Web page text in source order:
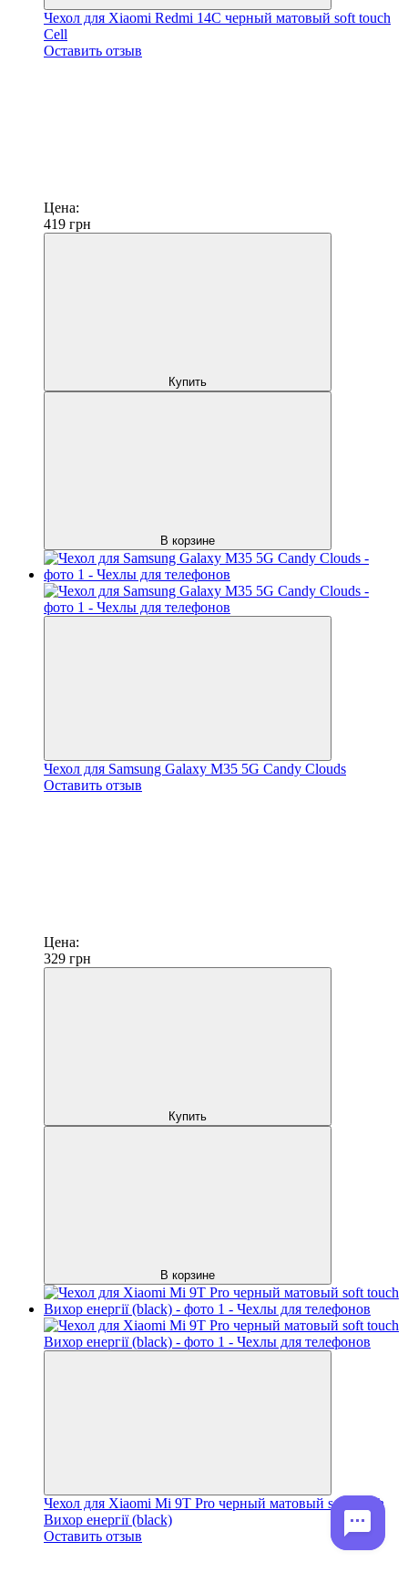
Чехол для Xiaomi Redmi 14C черный матовый soft touch
Cell
Оставить отзыв
Цена:
419 грн
Купить
В корзине
Чехол для Samsung Galaxy M35 5G Candy Clouds
Оставить отзыв
Цена:
329 грн
Купить
В корзине
Чехол для Xiaomi Mi 9T Pro черный матовый soft touch
Вихор енергії (black)
Оставить отзыв